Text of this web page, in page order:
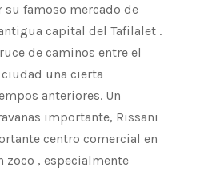
su famoso mercado de
capital del Tafilalet .
de caminos entre el
una cierta
anteriores. Un
importante, Rissani
centro comercial en
zoco , especialmente